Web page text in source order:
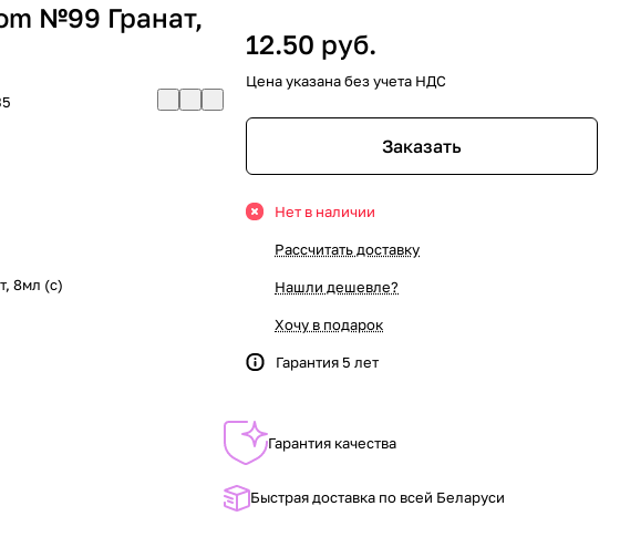
№99 Гранат,
8мл (с)
12.50 руб.
Цена указана без учета НДС
Заказать
Нет в наличии
Рассчитать доставку
Нашли дешевле?
Хочу в подарок
Гарантия 5 лет
Гарантия качества
Быстрая доставка по всей Беларуси